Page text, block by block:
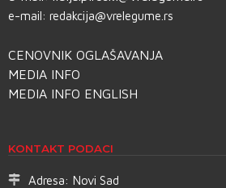
e-mail: redakcija@vrelegume.rs
CENOVNIK OGLAŠAVANJA
MEDIA INFO
MEDIA INFO ENGLISH
KONTAKT PODACI
Adresa: Novi Sad